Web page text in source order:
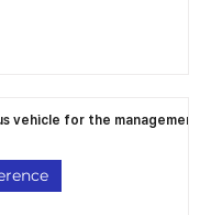
vehicle for the management